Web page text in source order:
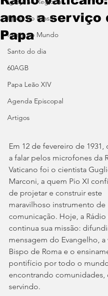
Igreja no Brasil
Igreja no Mundo
Santo do dia
60AGB
Papa Leão XIV
Agenda Episcopal
Artigos
anos a serviço
Papa
Em 12 de fevereiro de
a falar pelos microfones da
Vaticano foi o cientista
Marconi, a quem Pio XI
de projetar e construir este
maravilhoso instrumento de
comunicação. Hoje, a Rádio
continua sua missão:
mensagem do Evangelho, a
Bispo de Roma e o
pontifício por todo o
encontrando comunidades,
servindo.